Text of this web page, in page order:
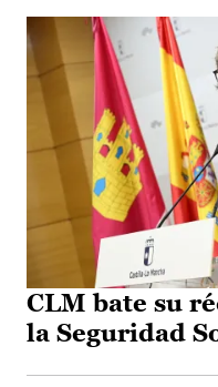
CLM bate su
la Seguridad